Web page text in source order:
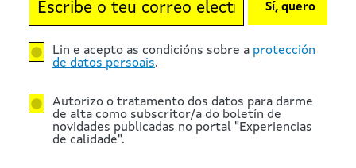
Lin e acepto as condicións sobre a protección
de datos persoais.
Autorizo o tratamento dos datos para darme
de alta como subscritor/a do boletín de
novidades publicadas no portal "Experiencias
de calidade".
Sí, quero